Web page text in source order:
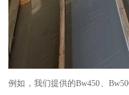
例如，我们提供的Bw450、